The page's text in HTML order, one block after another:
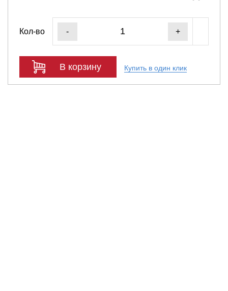
Кол-во - +
В корзину Купить в один клик